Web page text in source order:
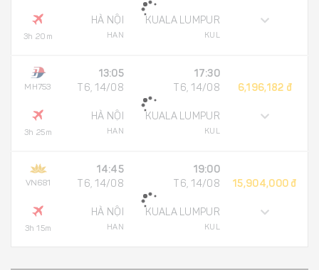
3h 20m
HÀ NỘI
HAN
KUALA LUMPUR
KUL
MH753
3h 25m
13:05
T6, 14/08
HÀ NỘI
HAN
17:30
T6, 14/08
KUALA LUMPUR
KUL
6,196,182 đ
VN681
3h 15m
14:45
T6, 14/08
HÀ NỘI
HAN
19:00
T6, 14/08
KUALA LUMPUR
KUL
15,904,000 đ